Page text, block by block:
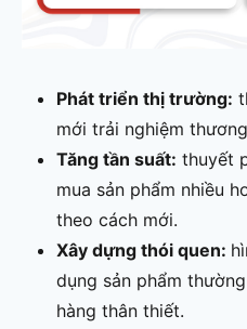
Phát triển thị trường:
mới trải nghiệm
Tăng tần suất: thuyết
mua sản phẩm nhiều
theo cách mới.
Xây dựng thói quen:
dụng sản phẩm
hàng thân thiết.